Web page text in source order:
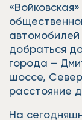
автомобилей
добраться
города –
шоссе,
расстояние
На